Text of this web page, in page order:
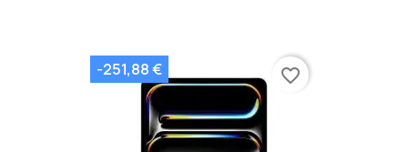
-251,88 € favorite_border